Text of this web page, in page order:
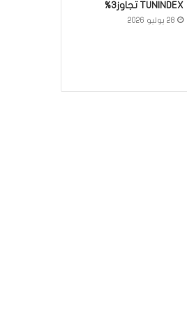
TUNINDEX تجاوز3%
28 يوليو 2026